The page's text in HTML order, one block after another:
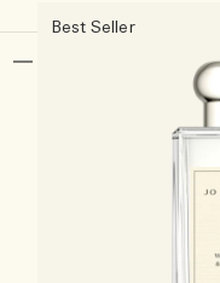
Best Seller